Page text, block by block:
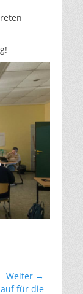
Weiter →
für die